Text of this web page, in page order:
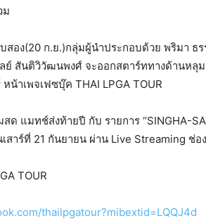
ม
สอง(20 ก.ย.)กลุ่มผู้นำประกอบด้วย พริมา
สันติวิวัฒนพงศ์ จะออกสตาร์ททางด้านหลุม
น้าเพจเฟซบุ๊ค THAI LPGA TOUR
ด แมทช์ส่งท้ายปี กับ รายการ “SINGHA-
สาร์ที่ 21 กันยายน ผ่าน Live Streaming ช่อ
TOUR
thailpgatour?mibextid=LQQJ4d